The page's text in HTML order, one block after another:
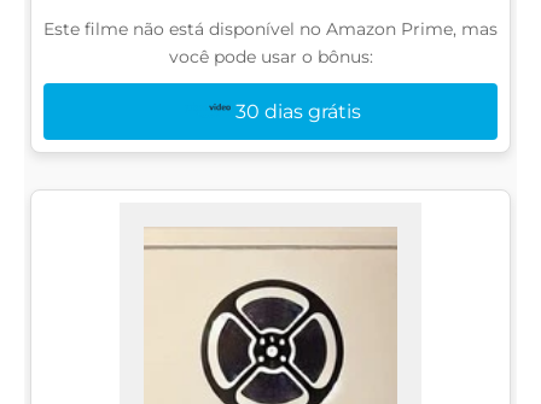
Este filme não está disponível no Amazon Prime, mas
você pode usar o bônus:
30 dias grátis